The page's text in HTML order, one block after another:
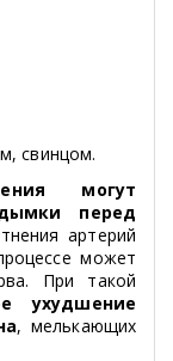
свинцом.
могут
перед
артерий
может
При такой
ухудшение
, мелькающих